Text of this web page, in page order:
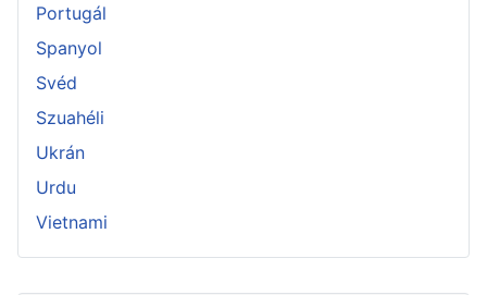
Portugál
Spanyol
Svéd
Szuahéli
Ukrán
Urdu
Vietnami